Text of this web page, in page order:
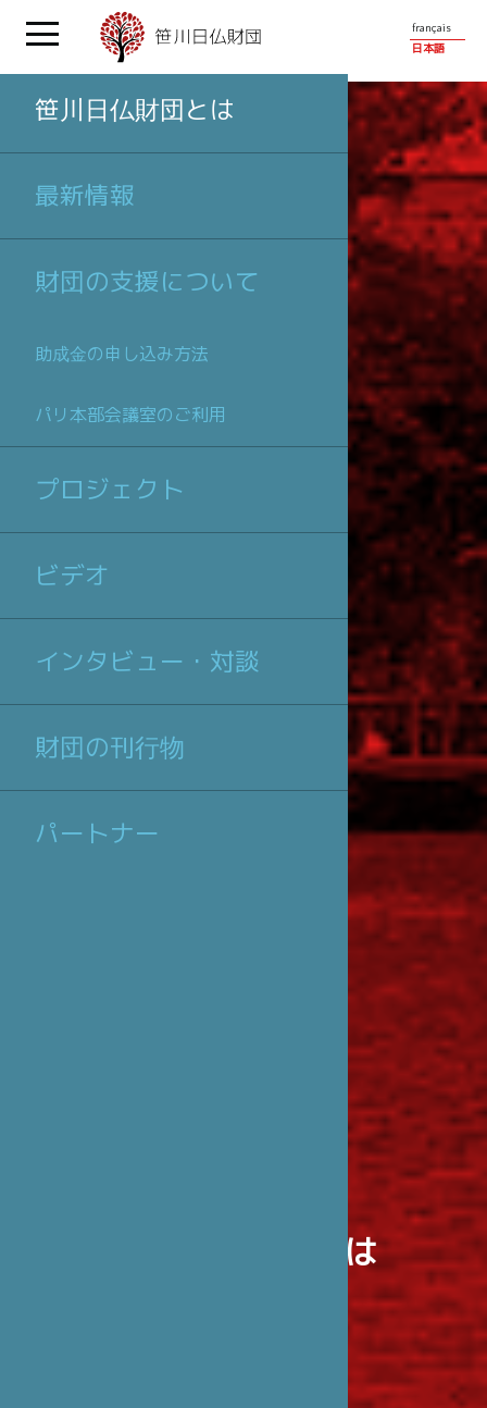
français
日本語
笹川日仏財団とは
最新情報
財団の支援について
助成金の申し込み方法
パリ本部会議室のご利用
プロジェクト
ビデオ
インタビュー・対談
財団の刊行物
パートナー
笹川日仏財団とは